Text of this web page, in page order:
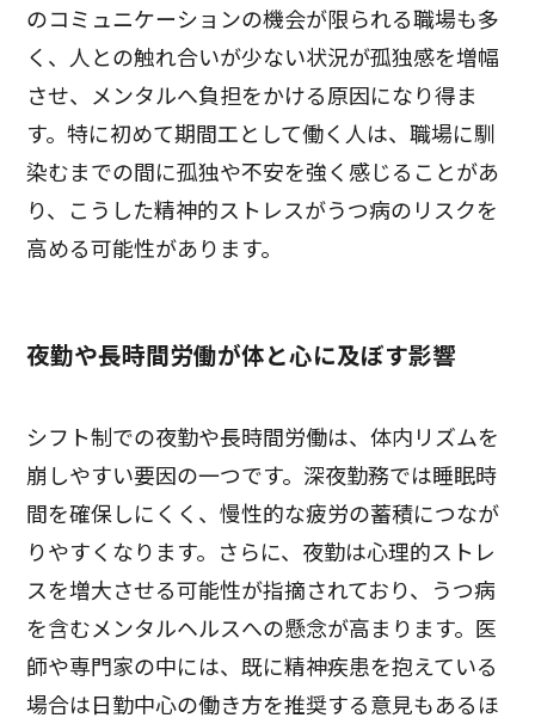
のコミュニケーションの機会が限られる職場も多
く、人との触れ合いが少ない状況が孤独感を増幅
させ、メンタルへ負担をかける原因になり得ま
す。特に初めて期間工として働く人は、職場に馴
染むまでの間に孤独や不安を強く感じることがあ
り、こうした精神的ストレスがうつ病のリスクを
高める可能性があります。
夜勤や長時間労働が体と心に及ぼす影響
シフト制での夜勤や長時間労働は、体内リズムを
崩しやすい要因の一つです。深夜勤務では睡眠時
間を確保しにくく、慢性的な疲労の蓄積につなが
りやすくなります。さらに、夜勤は心理的ストレ
スを増大させる可能性が指摘されており、うつ病
を含むメンタルヘルスへの懸念が高まります。医
師や専門家の中には、既に精神疾患を抱えている
場合は日勤中心の働き方を推奨する意見もあるほ